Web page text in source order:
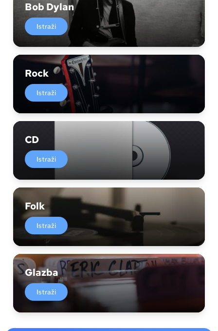
Bob Dylan
Istraži
Rock
Istraži
CD
Istraži
Folk
Istraži
Glazba
Istraži